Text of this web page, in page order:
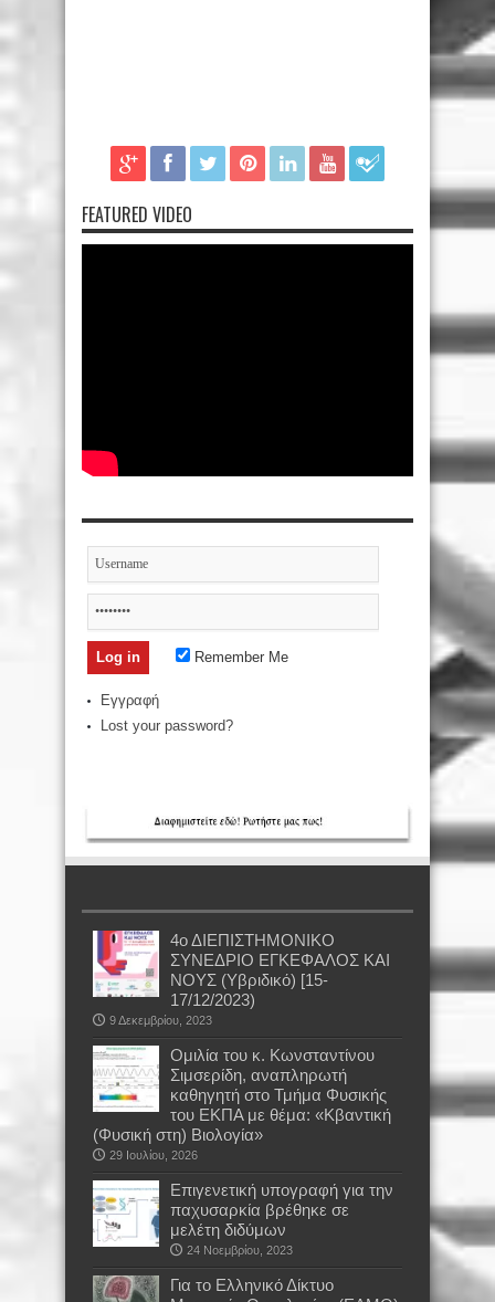
FEATURED VIDEO
Remember Me
Εγγραφή
Lost your password?
4ο ΔΙΕΠΙΣΤΗΜΟΝΙΚΟ
ΣΥΝΕΔΡΙΟ ΕΓΚΕΦΑΛΟΣ ΚΑΙ
ΝΟΥΣ (Υβριδικό) [15-
17/12/2023)
9 Δεκεμβρίου, 2023
Oμιλία του κ. Κωνσταντίνου
Σιμσερίδη, αναπληρωτή
καθηγητή στο Τμήμα Φυσικής
του ΕΚΠΑ με θέμα: «Κβαντική
(Φυσική στη) Βιολογία»
29 Ιουλίου, 2026
Επιγενετική υπογραφή για την
παχυσαρκία βρέθηκε σε
μελέτη διδύμων
24 Νοεμβρίου, 2023
Για το Ελληνικό Δίκτυο